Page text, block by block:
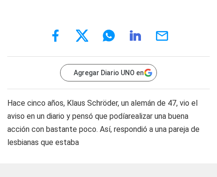
Agregar Diario UNO en
Hace cinco años, Klaus Schröder, un alemán de 47, vio el
aviso en un diario y pensó que podíarealizar una buena
acción con bastante poco. Así, respondió a una pareja de
lesbianas que estaba